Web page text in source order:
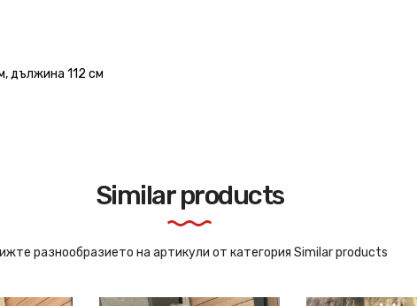
дължина 112 см
Similar products
разнообразието на артикули от категория Similar products